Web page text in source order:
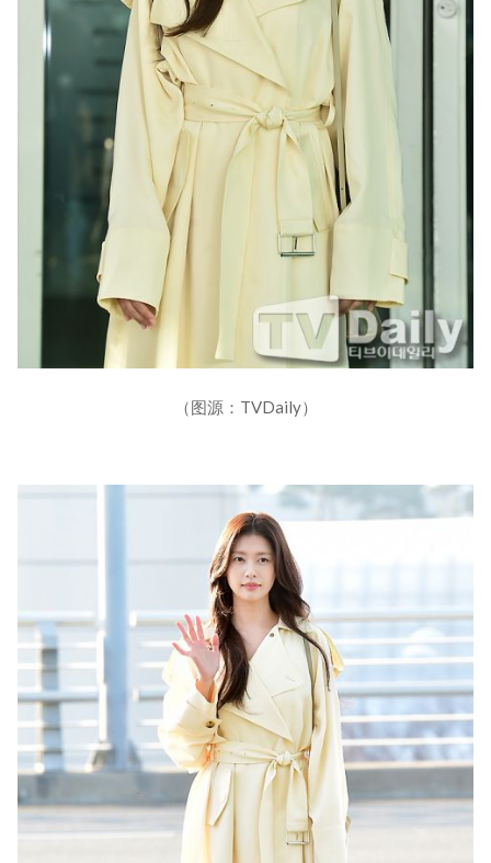
（图源：TVDaily）